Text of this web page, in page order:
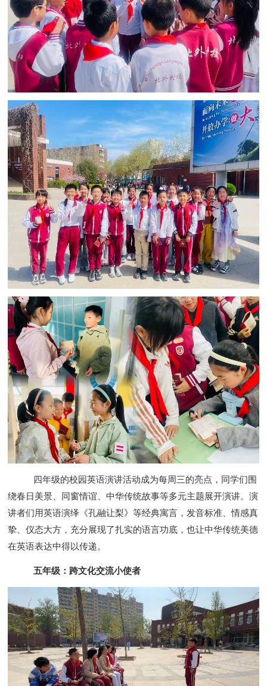
四年级的校园英语演讲活动成为每周三的亮点，同学们围
绕春日美景、同窗情谊、中华传统故事等多元主题展开演讲。演
讲者们用英语演绎《孔融让梨》等经典寓言，发音标准、情感真
挚、仪态大方，充分展现了扎实的语言功底，也让中华传统美德
在英语表达中得以传递。
五年级：跨文化交流小使者